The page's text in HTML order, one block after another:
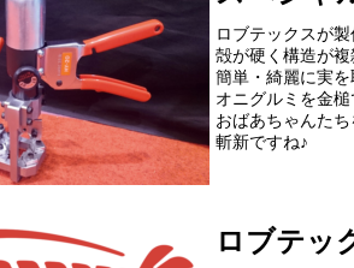
ロブテックスが
殻が硬く構造が
簡単・綺麗に実
オニグルミを金
おばあちゃんた
斬新ですね♪
ロブテッ